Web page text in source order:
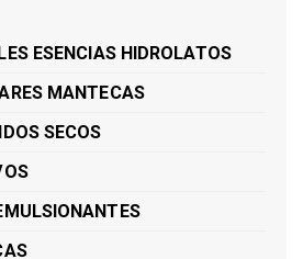
ESENCIAS HIDROLATOS
MANTECAS
SECOS